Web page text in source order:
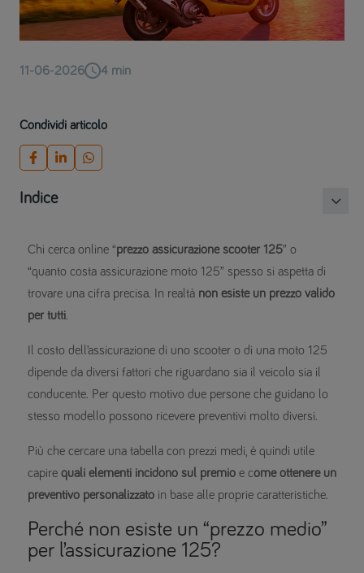
11-06-2026 4 min
Condividi articolo
Indice
Chi cerca online “prezzo assicurazione scooter 125” o
“quanto costa assicurazione moto 125” spesso si aspetta di
trovare una cifra precisa. In realtà non esiste un prezzo valido
per tutti.
Il costo dell’assicurazione di uno scooter o di una moto 125
dipende da diversi fattori che riguardano sia il veicolo sia il
conducente. Per questo motivo due persone che guidano lo
stesso modello possono ricevere preventivi molto diversi.
Più che cercare una tabella con prezzi medi, è quindi utile
capire quali elementi incidono sul premio e come ottenere un
preventivo personalizzato in base alle proprie caratteristiche.
Perché non esiste un “prezzo medio”
per l’assicurazione 125?